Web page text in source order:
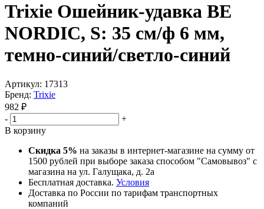
Trixie Ошейник-удавка BE
NORDIC, S: 35 см/ф 6 мм,
темно-синий/светло-синий
Артикул: 17313
Бренд: Trixie
982 ₽
-
+
В корзину
Скидка 5% на заказы в интернет-магазине на сумму от
1500 рублей при выборе заказа способом "Самовывоз" с
магазина на ул. Галущака, д. 2а
Бесплатная доставка. Условия
Доставка по России по тарифам транспортных
компаний